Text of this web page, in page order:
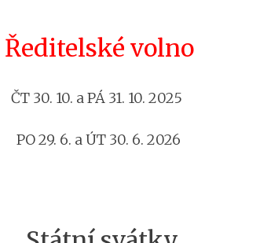
Ředitelské volno
ČT 30. 10. a PÁ 31. 10. 2025
PO 29. 6. a ÚT 30. 6. 2026